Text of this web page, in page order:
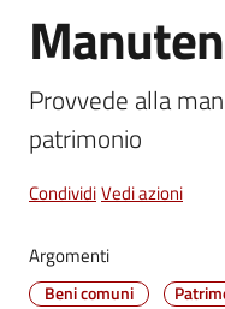
Amministrazione
Menu selezionato
Novità
Castel
Maggiore
Salta al contenuto
Provvede alla
patrimonio
CondividiVedi azioni
Argomenti
Beni comuni